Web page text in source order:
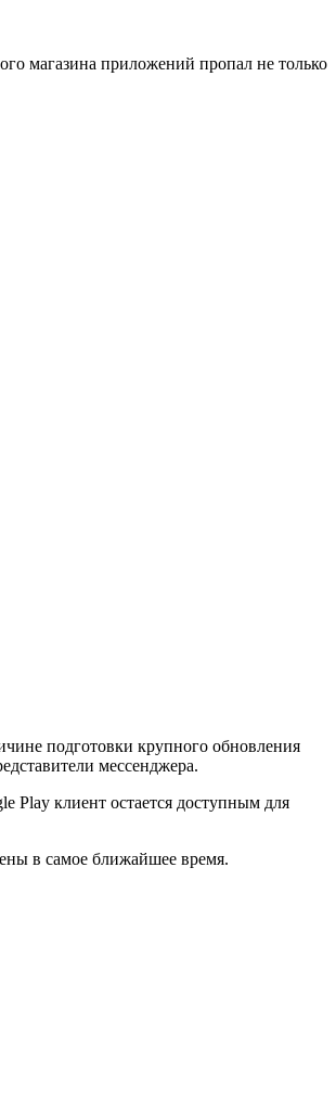
магазина приложений пропал не только
подготовки крупного обновления
мессенджера.
Play клиент остается доступным для
в самое ближайшее время.